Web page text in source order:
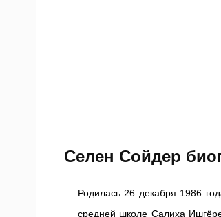
Селен Сойдер
Родилась 26 декабря 1986
средней школе Салиха